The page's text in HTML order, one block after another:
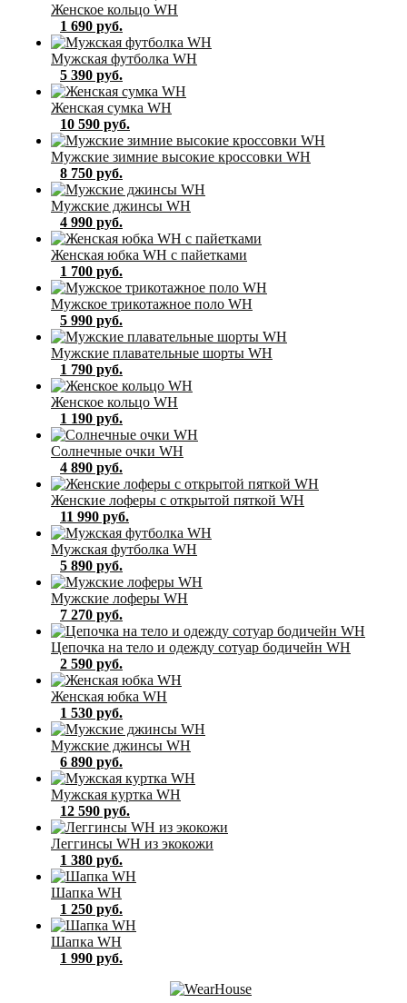
Женское кольцо WH
1 690 руб.
Мужская футболка WH
5 390 руб.
Женская сумка WH
10 590 руб.
Мужские зимние высокие кроссовки WH
8 750 руб.
Мужские джинсы WH
4 990 руб.
Женская юбка WH с пайетками
1 700 руб.
Мужское трикотажное поло WH
5 990 руб.
Мужские плавательные шорты WH
1 790 руб.
Женское кольцо WH
1 190 руб.
Солнечные очки WH
4 890 руб.
Женские лоферы с открытой пяткой WH
11 990 руб.
Мужская футболка WH
5 890 руб.
Мужские лоферы WН
7 270 руб.
Цепочка на тело и одежду сотуар бодичейн WH
2 590 руб.
Женская юбка WH
1 530 руб.
Мужские джинсы WH
6 890 руб.
Мужская куртка WH
12 590 руб.
Леггинсы WH из экокожи
1 380 руб.
Шапка WH
1 250 руб.
Шапка WH
1 990 руб.